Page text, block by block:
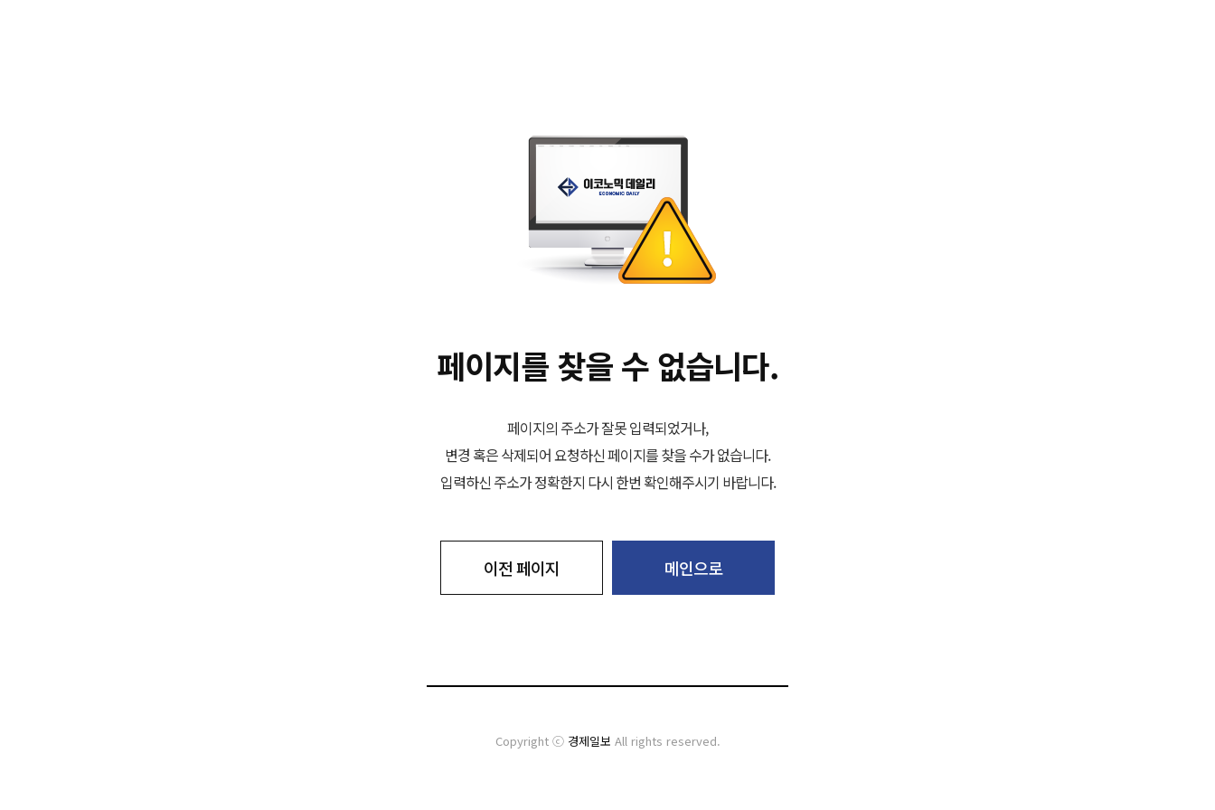
페이지를 찾을 수 없습니다.
페이지의 주소가 잘못 입력되었거나,
변경 혹은 삭제되어 요청하신 페이지를 찾을 수가 없습니다.
입력하신 주소가 정확한지 다시 한번 확인해주시기 바랍니다.
이전 페이지 메인으로
Copyright ⓒ 경제일보 All rights reserved.